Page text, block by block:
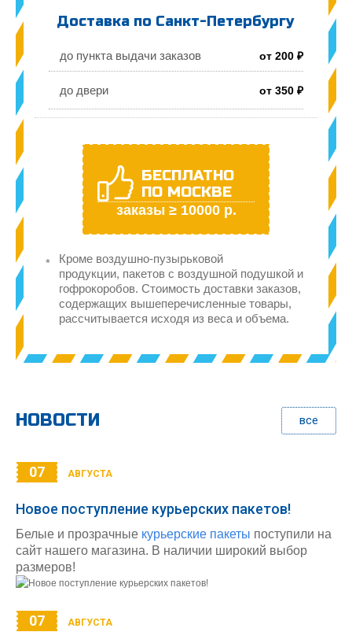
Доставка по Санкт-Петербургу
до пункта выдачи заказов от 200 ₽
до двери от 350 ₽
БЕСПЛАТНО
ПО МОСКВЕ
заказы ≥ 10000 р.
Кроме воздушно-пузырьковой
продукции, пакетов с воздушной подушкой и
гофрокоробов. Стоимость доставки заказов,
содержащих вышеперечисленные товары,
рассчитывается исходя из веса и объема.
НОВОСТИ все
07 АВГУСТА
Новое поступление курьерских пакетов!
Белые и прозрачные курьерские пакеты поступили на
сайт нашего магазина. В наличии широкий выбор
размеров!
07 АВГУСТА